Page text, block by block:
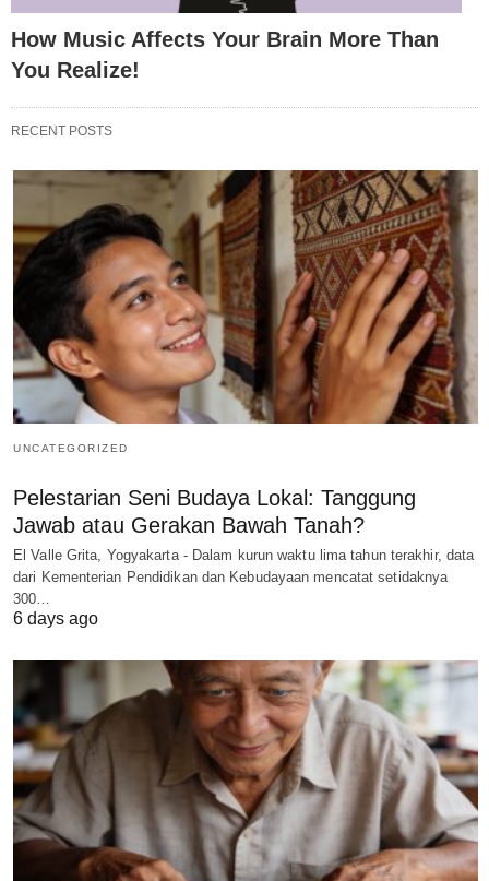
How Music Affects Your Brain More Than
You Realize!
RECENT POSTS
UNCATEGORIZED
Pelestarian Seni Budaya Lokal: Tanggung
Jawab atau Gerakan Bawah Tanah?
El Valle Grita, Yogyakarta - Dalam kurun waktu lima tahun terakhir, data
dari Kementerian Pendidikan dan Kebudayaan mencatat setidaknya
300…
6 days ago